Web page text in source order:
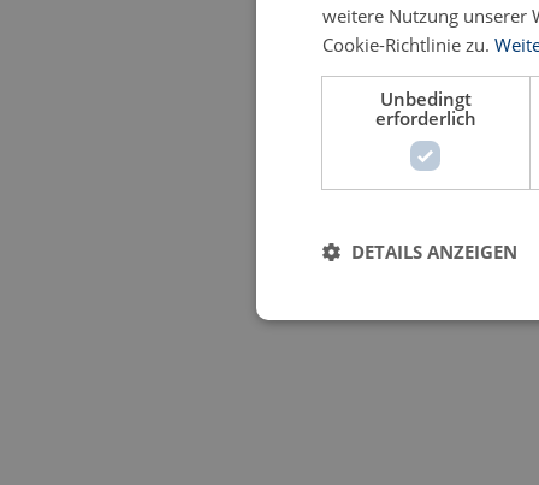
weitere Nutzung unserer
Cookie-Richtlinie zu.
Unbedingt
erforderlich
DETAILS ANZEIGEN